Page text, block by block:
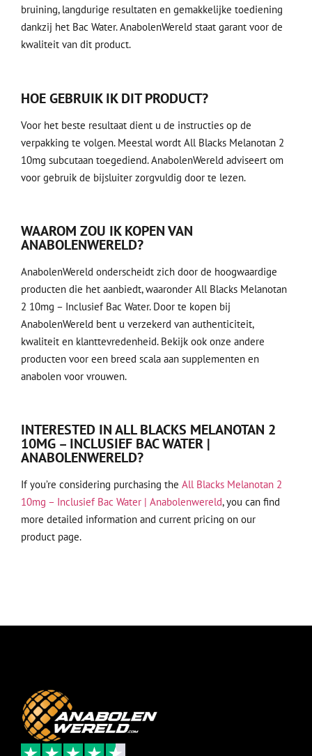
bruining, langdurige resultaten en gemakkelijke toediening
dankzij het Bac Water. AnabolenWereld staat garant voor de
kwaliteit van dit product.
HOE GEBRUIK IK DIT PRODUCT?
Voor het beste resultaat dient u de instructies op de
verpakking te volgen. Meestal wordt All Blacks Melanotan 2
10mg subcutaan toegediend. AnabolenWereld adviseert om
voor gebruik de bijsluiter zorgvuldig door te lezen.
WAAROM ZOU IK KOPEN VAN
ANABOLENWERELD?
AnabolenWereld onderscheidt zich door de hoogwaardige
producten die het aanbiedt, waaronder All Blacks Melanotan
2 10mg – Inclusief Bac Water. Door te kopen bij
AnabolenWereld bent u verzekerd van authenticiteit,
kwaliteit en klanttevredenheid. Bekijk ook onze andere
producten voor een breed scala aan supplementen en
anabolen voor vrouwen.
INTERESTED IN ALL BLACKS MELANOTAN 2
10MG – INCLUSIEF BAC WATER |
ANABOLENWERELD?
If you’re considering purchasing the All Blacks Melanotan 2
10mg – Inclusief Bac Water | Anabolenwereld, you can find
more detailed information and current pricing on our
product page.